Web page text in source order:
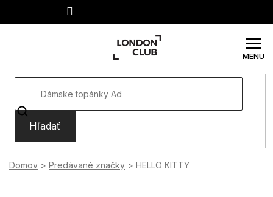
Hľadať
Domov Predávané značky HELLO KITTY